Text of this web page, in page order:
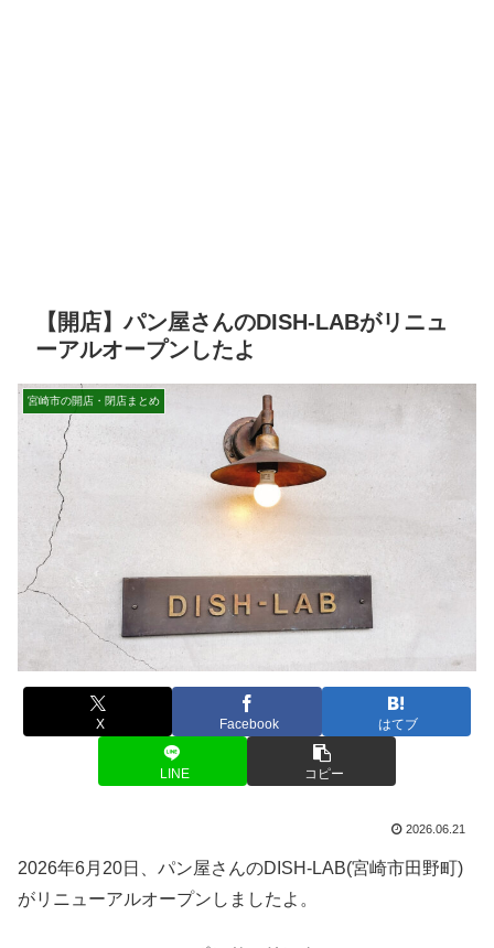
【開店】パン屋さんのDISH-LABがリニュ
ーアルオープンしたよ
宮崎市の開店・閉店まとめ
X Facebook はてブ
LINE コピー
2026.06.21
2026年6月20日、パン屋さんのDISH-LAB(宮崎市田野町)
がリニューアルオープンしましたよ。